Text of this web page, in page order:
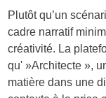
Plutôt qu’un
cadre narratif
créativité. La
qu' »Architecte »,
matière dans une